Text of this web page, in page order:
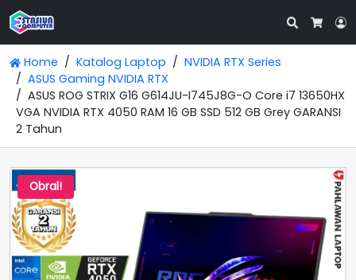
Search
Home Katalog Laptop
NVIDIA RTX Series
ASUS Gaming NVIDIA RTX
ASUS ROG STRIX G16 G614JU-I745J8G-O Core i7 13650HX
VGA NVIDIA RTX 4050 RAM 16 GB SSD 512 GB Grey GARANSI
2 Tahun
Obral!